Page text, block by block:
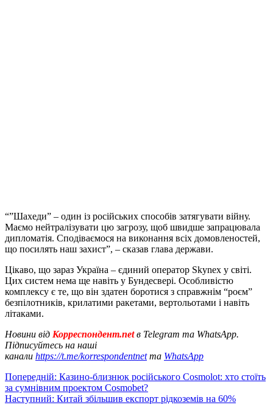
“”Шахеди” – один із російських способів затягувати війну.
Маємо нейтралізувати цю загрозу, щоб швидше запрацювала
дипломатія. Сподіваємося на виконання всіх домовленостей,
що посилять наш захист”, – сказав глава держави.
Цікаво, що зараз Україна – єдиний оператор Skynex у світі.
Цих систем нема ще навіть у Бундесвері. Особливістю
комплексу є те, що він здатен боротися з справжнім “роєм”
безпілотників, крилатими ракетами, вертольотами і навіть
літаками.
Новини від Корреспондент.netв Telegram та WhatsApp.
Підписуйтесь на наші
канали https://t.me/korrespondentnetта WhatsApp
Навігація
записів
Попередній: Казино-близнюк російського Cosmolot: хто стоїть
за сумнівним проектом Cosmobet?
Наступний: Китай збільшив експорт рідкоземів на 60%